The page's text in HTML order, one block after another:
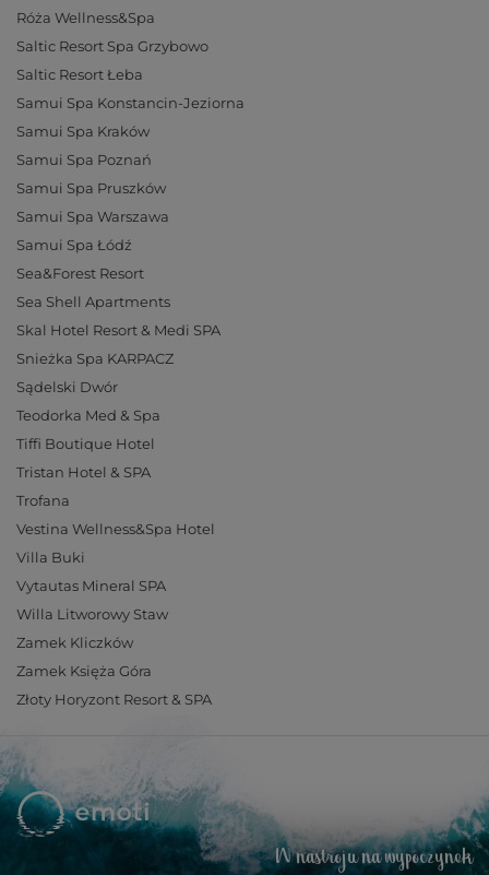
Róża Wellness&Spa
Saltic Resort Spa Grzybowo
Saltic Resort Łeba
Samui Spa Konstancin-Jeziorna
Samui Spa Kraków
Samui Spa Poznań
Samui Spa Pruszków
Samui Spa Warszawa
Samui Spa Łódź
Sea&Forest Resort
Sea Shell Apartments
Skal Hotel Resort & Medi SPA
Snieżka Spa KARPACZ
Sądelski Dwór
Teodorka Med & Spa
Tiffi Boutique Hotel
Tristan Hotel & SPA
Trofana
Vestina Wellness&Spa Hotel
Villa Buki
Vytautas Mineral SPA
Willa Litworowy Staw
Zamek Kliczków
Zamek Księża Góra
Złoty Horyzont Resort & SPA
W nastroju na wypoczynek